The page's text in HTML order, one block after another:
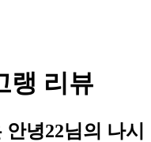
랭 리뷰
녕22님의 나시